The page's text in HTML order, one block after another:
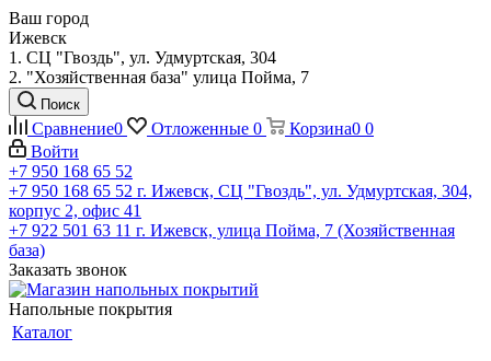
Ваш город
Ижевск
1. СЦ "Гвоздь", ул. Удмуртская, 304
2. "Хозяйственная база" улица Пойма, 7
Поиск
Сравнение0 Отложенные 0 Корзина0 0
Войти
+7 950 168 65 52
+7 950 168 65 52 г. Ижевск, СЦ "Гвоздь", ул. Удмуртская, 304,
корпус 2, офис 41
+7 922 501 63 11 г. Ижевск, улица Пойма, 7 (Хозяйственная
база)
Заказать звонок
Напольные покрытия
Каталог